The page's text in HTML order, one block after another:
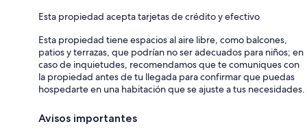
Esta propiedad acepta tarjetas de crédito y efectivo
Esta propiedad tiene espacios al aire libre, como balcones,
patios y terrazas, que podrían no ser adecuados para niños; en
caso de inquietudes, recomendamos que te comuniques con
la propiedad antes de tu llegada para confirmar que puedas
hospedarte en una habitación que se ajuste a tus necesidades.
Avisos importantes